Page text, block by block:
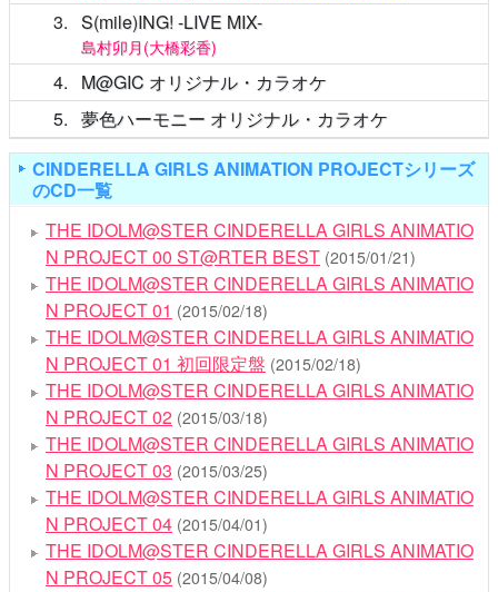
3 S(mile)ING! -LIVE MIX-
島村卯月(大橋彩香)
4
M@GIC オリジナル・カラオケ
5
夢色ハーモニー オリジナル・カラオケ
CINDERELLA GIRLS ANIMATION PROJECTシリーズ
のCD一覧
THE IDOLM@STER CINDERELLA GIRLS ANIMATIO
N PROJECT 00 ST@RTER BEST (2015/01/21)
THE IDOLM@STER CINDERELLA GIRLS ANIMATIO
N PROJECT 01 (2015/02/18)
THE IDOLM@STER CINDERELLA GIRLS ANIMATIO
N PROJECT 01 初回限定盤 (2015/02/18)
THE IDOLM@STER CINDERELLA GIRLS ANIMATIO
N PROJECT 02 (2015/03/18)
THE IDOLM@STER CINDERELLA GIRLS ANIMATIO
N PROJECT 03 (2015/03/25)
THE IDOLM@STER CINDERELLA GIRLS ANIMATIO
N PROJECT 04 (2015/04/01)
THE IDOLM@STER CINDERELLA GIRLS ANIMATIO
N PROJECT 05 (2015/04/08)